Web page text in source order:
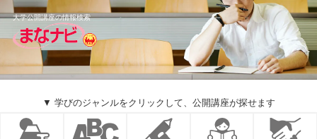
大学公開講座の情報検索
▼ 学びのジャンルをクリックして、公開講座が探せます